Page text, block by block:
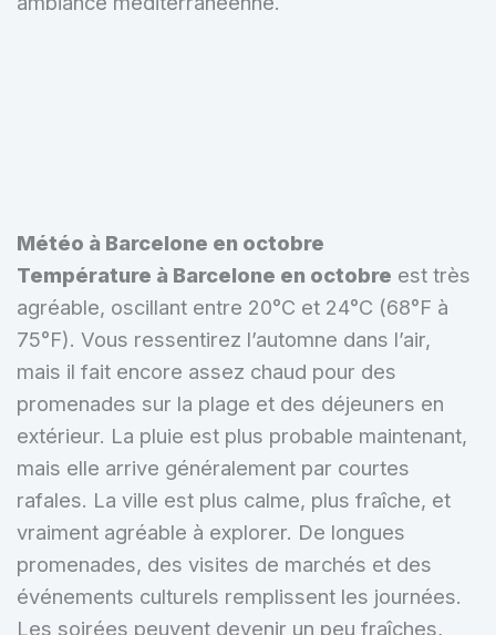
Météo à Barcelone en octobre
Température à Barcelone en octobre est très
agréable, oscillant entre 20°C et 24°C (68°F à
75°F). Vous ressentirez l’automne dans l’air,
mais il fait encore assez chaud pour des
promenades sur la plage et des déjeuners en
extérieur. La pluie est plus probable maintenant,
mais elle arrive généralement par courtes
rafales. La ville est plus calme, plus fraîche, et
vraiment agréable à explorer. De longues
promenades, des visites de marchés et des
événements culturels remplissent les journées.
Les soirées peuvent devenir un peu fraîches,